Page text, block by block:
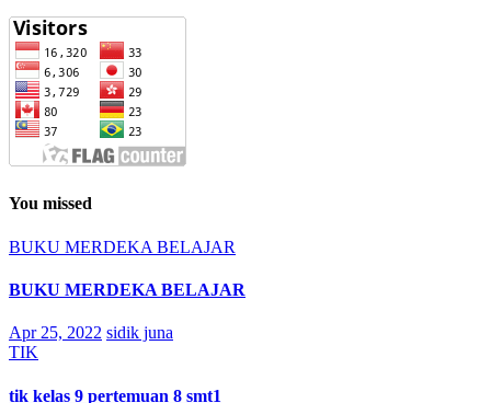
You missed
BUKU MERDEKA BELAJAR
BUKU MERDEKA BELAJAR
Apr 25, 2022 sidik juna
TIK
tik kelas 9 pertemuan 8 smt1